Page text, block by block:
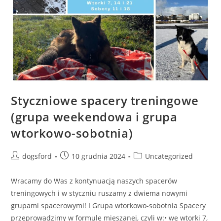
Styczniowe spacery treningowe
(grupa weekendowa i grupa
wtorkowo-sobotnia)
Postdogsford
Post10 grudnia 2024
PostUncategorized
Wracamy do Was z kontynuacją naszych spacerów
treningowych i w styczniu ruszamy z dwiema nowymi
grupami spacerowymi! I Grupa wtorkowo-sobotnia Spacery
przeprowadzimy w formule mieszanej, czyli w:• we wtorki 7,